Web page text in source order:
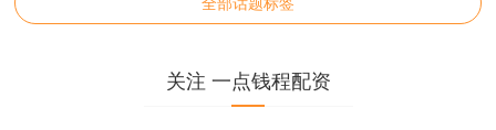
关注 一点钱程配资